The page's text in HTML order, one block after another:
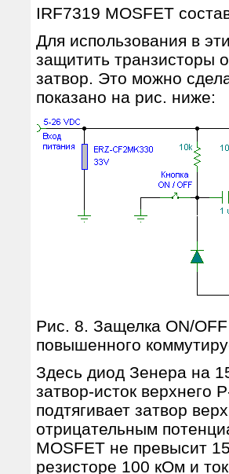
IRF7319 MOSFET
Для использования в
защитить транзисторы
затвор. Это можно
показано на рис. ниже:
Рис. 8. Защелка ON/
повышенного
Здесь диод Зенера на
затвор-исток верхнего
подтягивает затвор
отрицательным
MOSFET не превысит
резисторе 100 кОм и